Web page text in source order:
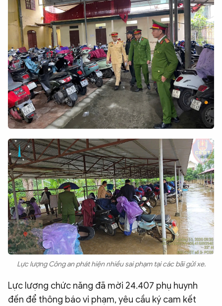
Lực lượng Công an phát hiện nhiều sai phạm tại các bãi gửi xe.
Lực lượng chức năng đã mời 24.407 phụ huynh
đến để thông báo vi phạm, yêu cầu ký cam kết